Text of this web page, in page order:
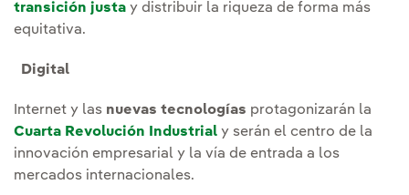
transición justa y distribuir la riqueza de forma más
equitativa.
Digital
Internet y las nuevas tecnologías protagonizarán la
Cuarta Revolución Industrial y serán el centro de la
innovación empresarial y la vía de entrada a los
mercados internacionales.